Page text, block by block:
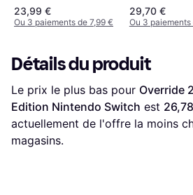
23,99 €
Ou 3 paiements de 7,99 €
29,70 €
Ou 3
Détails du produit
Le prix le plus bas pour Override
Edition Nintendo Switch est
actuellement de l'offre la moins
magasins.